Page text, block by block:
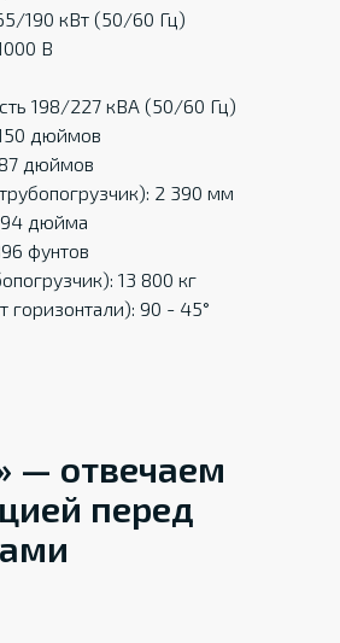
190 кВт (50/60 Гц)
В
198/227 кВА (50/60 Гц)
дюймов
дюймов
2 390 мм
94 дюйма
фунтов
13 800 кг
горизонтали): 90 - 45°
— отвечаем
перед